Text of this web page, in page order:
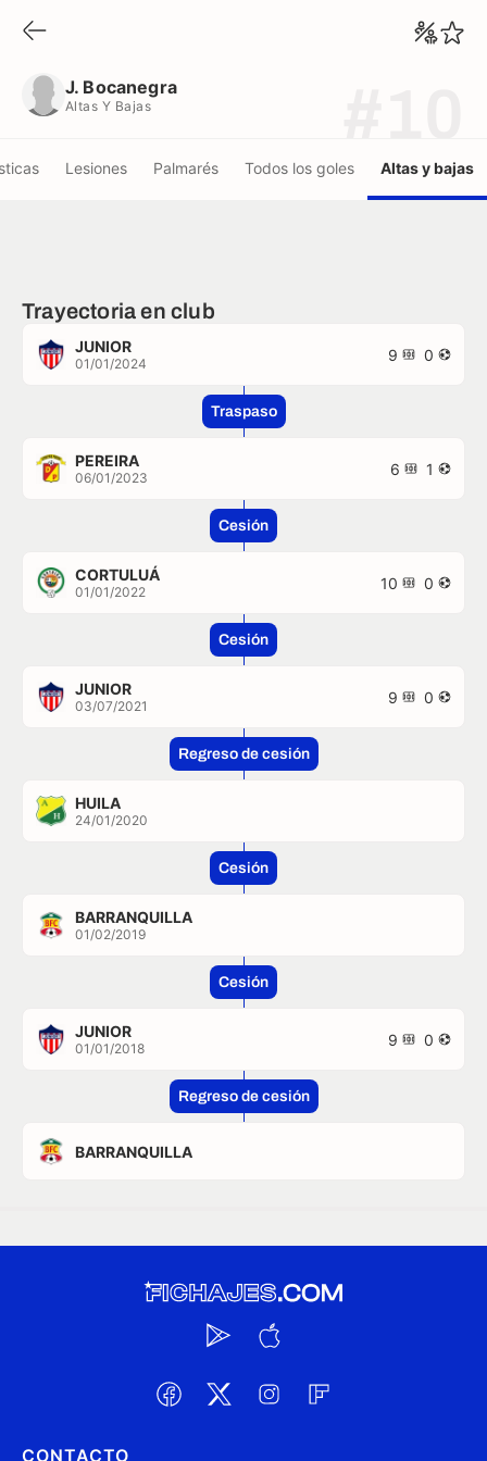
J. Bocanegra
Altas Y Bajas
Lesiones Palmarés Todos los goles Altas y bajas
Trayectoria en club
JUNIOR
01/01/2024 9 0
Traspaso
PEREIRA
06/01/2023 6 1
Cesión
CORTULUÁ
01/01/2022 10 0
Cesión
JUNIOR
03/07/2021 9 0
Regreso de cesión
HUILA
24/01/2020
Cesión
BARRANQUILLA
01/02/2019
Cesión
JUNIOR
01/01/2018 9 0
Regreso de cesión
BARRANQUILLA
CONTACTO